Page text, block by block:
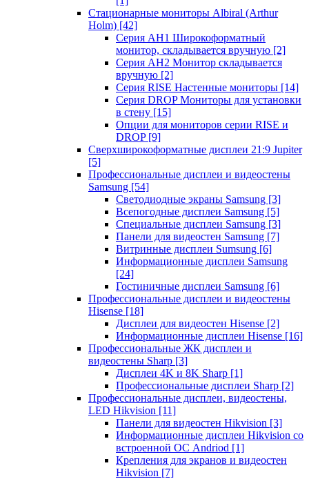
Стационарные мониторы Albiral (Arthur
Holm) [42]
Серия AH1 Широкоформатный
монитор, складывается вручную [2]
Серия AH2 Монитор складывается
вручную [2]
Серия RISE Настенные мониторы [14]
Серия DROP Мониторы для установки
в стену [15]
Опции для мониторов серии RISE и
DROP [9]
Сверхширокоформатные дисплеи 21:9 Jupiter
[5]
Профессиональные дисплеи и видеостены
Samsung [54]
Светодиодные экраны Samsung [3]
Всепогодные дисплеи Samsung [5]
Специальные дисплеи Samsung [3]
Панели для видеостен Samsung [7]
Витринные дисплеи Sumsung [6]
Информационные дисплеи Samsung
[24]
Гостиничные дисплеи Samsung [6]
Профессиональные дисплеи и видеостены
Hisense [18]
Дисплеи для видеостен Hisense [2]
Информационные дисплеи Hisense [16]
Профессиональные ЖК дисплеи и
видеостены Sharp [3]
Дисплеи 4K и 8K Sharp [1]
Профессиональные дисплеи Sharp [2]
Профессиональные дисплеи, видеостены,
LED Hikvision [11]
Панели для видеостен Hikvision [3]
Информационные дисплеи Hikvision со
встроенной ОС Andriod [1]
Крепления для экранов и видеостен
Hikvision [7]